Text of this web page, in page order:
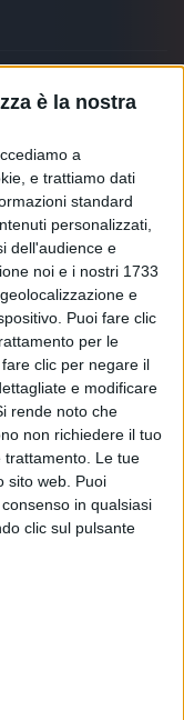
è la nostra
a
e trattiamo dati
standard
personalizzati,
dell'audience e
noi e i nostri 1733
e
Puoi fare clic
per le
clic per negare il
e modificare
rende noto che
non richiedere il tuo
trattamento. Le tue
sito web. Puoi
in qualsiasi
clic sul pulsante
è
non lo so dire, il
Festival per la